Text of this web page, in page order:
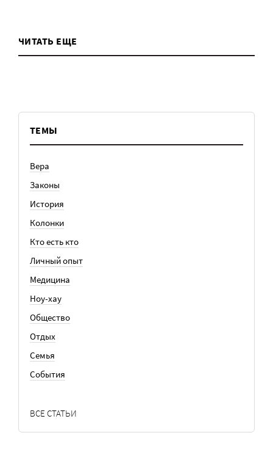
ЧИТАТЬ ЕЩЕ
ТЕМЫ
Вера
Законы
История
Колонки
Кто есть кто
Личный опыт
Медицина
Ноу-хау
Общество
Отдых
Семья
События
ВСЕ СТАТЬИ